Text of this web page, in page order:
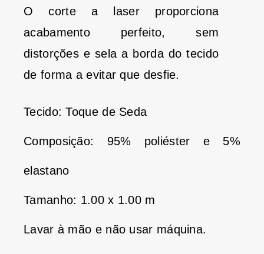
O corte a laser proporciona
acabamento perfeito, sem
distorções e sela a borda do tecido
de forma a evitar que desfie.
Tecido: Toque de Seda
Composição: 95% poliéster e 5%
elastano
Tamanho: 1.00 x 1.00 m
Lavar à mão e não usar máquina.